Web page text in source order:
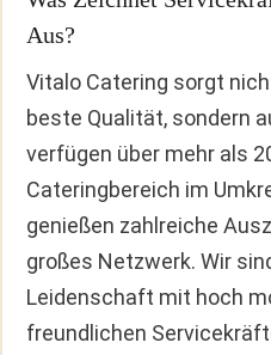
Aus?
Vitalo Catering sorgt
beste Qualität, sondern
verfügen über mehr als
Cateringbereich im
genießen zahlreiche
großes Netzwerk. Wir
Leidenschaft mit hoch
freundlichen